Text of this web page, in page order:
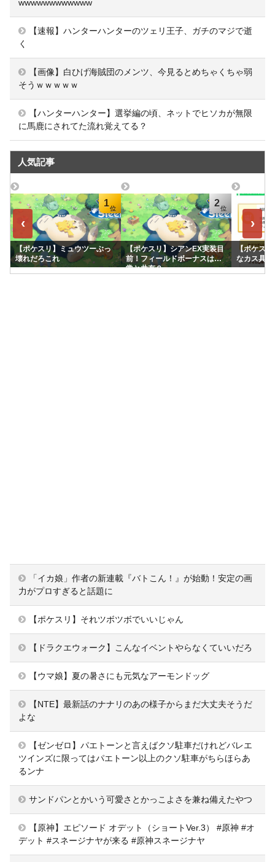
wwwwwwwwwwww
【速報】ハンターハンターのツェリ王子、ガチのマジで逝
く
【画像】白ひげ海賊団のメンツ、今見るとめちゃくちゃ弱
そうｗｗｗｗｗ
【ハンターハンター】選挙編の頃、ネットでヒソカが無限
に馬鹿にされてた流れ覚えてる？
人気記事
‹
1
【ポケスリ】ミュウツーぶっ
壊れだろこれ
2
【ポケスリ】シアンEX実装目
前！フィールドボーナスは通
常と共有？
【ポケス
なカス具合
›
「イカ娘」作者の新連載『バトこん！』が始動！安定の画
力がプロすぎると話題に
【ポケスリ】それツボツボでいいじゃん
【ドラクエウォーク】こんなイベントやらなくていいだろ
【ウマ娘】夏の暑さにも元気なアーモンドッグ
【NTE】最新話のナナリのあの様子からまだ大丈夫そうだ
よな
【ゼンゼロ】パエトーンと言えばクソ駐車だけれどバレエ
ツインズに限ってはパエトーン以上のクソ駐車がちらほらあ
るンナ
サンドパンとかいう可愛さとかっこよさを兼ね備えたやつ
【原神】エピソード オデット（ショートVer.3） #原神 #オ
デット #スネージナヤが来る #原神スネージナヤ